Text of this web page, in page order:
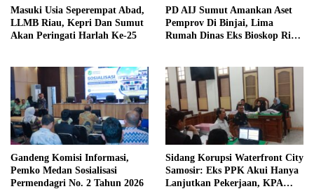
Masuki Usia Seperempat Abad,
LLMB Riau, Kepri Dan Sumut
Akan Peringati Harlah Ke-25
PD AIJ Sumut Amankan Aset
Pemprov Di Binjai, Lima
Rumah Dinas Eks Bioskop Ria
Gandeng Komisi Informasi,
Pemko Medan Sosialisasi
Permendagri No. 2 Tahun 2026
Sidang Korupsi Waterfront City
Samosir: Eks PPK Akui Hanya
Lanjutkan Pekerjaan, KPA